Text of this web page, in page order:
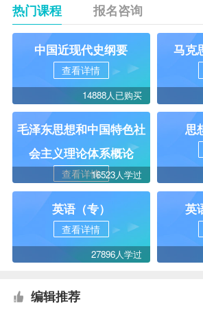
热门课程 报名咨询
中国近现代史纲要
查看详情
14888人已购买
马克
毛泽东思想和中国特色社
会主义理论体系概论
查看详情16523人学过
思
英语（专）
查看详情
27896人学过
英
编辑推荐